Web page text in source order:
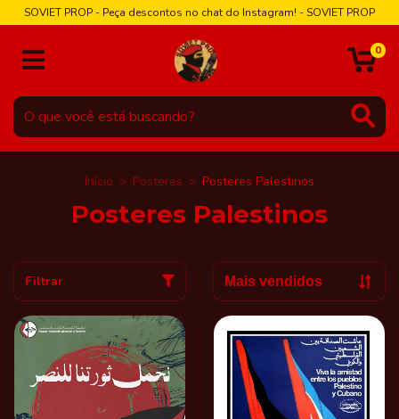
SOVIET PROP - Peça descontos no chat do Instagram! - SOVIET PROP
0
Início > Posteres > Posteres Palestinos
Posteres Palestinos
Filtrar